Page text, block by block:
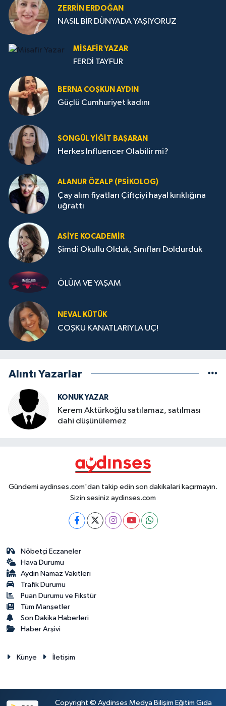
ZERRIN ERDOĞAN
NASIL BİR DÜNYADA YAŞIYORUZ
MISAFIR YAZAR
FERDİ TAYFUR
BERNA COŞKUN AYDIN
Güçlü Cumhuriyet kadını
SONGÜL YIĞIT BAŞARAN
Herkes Influencer Olabilir mi?
ALANUR ÖZALP (PSIKOLOG)
Çay alım fiyatları Çiftçiyi hayal kırıklığına
uğrattı
ASIYE KOCADEMİR
Şimdi Okullu Olduk, Sınıfları Doldurduk
ÖLÜM VE YAŞAM
NEVAL KÜTÜK
COŞKU KANATLARIYLA UÇ!
Alıntı Yazarlar
KONUK YAZAR
Kerem Aktürkoğlu satılamaz, satılması
dahi düşünülemez
Gündemi aydinses.com'dan takip edin son dakikalari kaçırmayın.
Sizin sesiniz aydinses.com
Nöbetçi Eczaneler
Hava Durumu
Aydin Namaz Vakitleri
Trafik Durumu
Puan Durumu ve Fikstür
Tüm Manşetler
Son Dakika Haberleri
Haber Arşivi
Künye İletişim
Copyright © Aydinses Medya Bilişim Eğitim Gıda